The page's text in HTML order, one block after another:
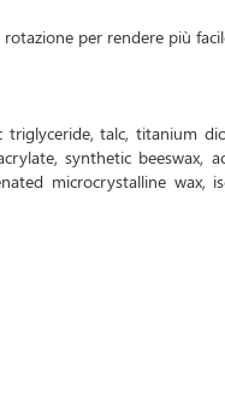
per rendere più
talc, titanium
synthetic beeswax,
microcrystalline